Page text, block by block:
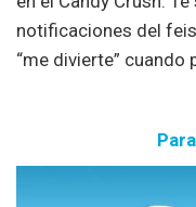
notificaciones del
“me divierte”